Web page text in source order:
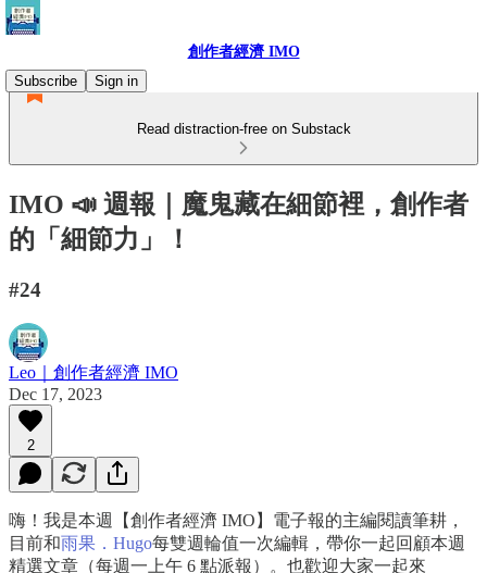
創作者經濟 IMO
Subscribe
Sign in
Read distraction-free on Substack
IMO 📣 週報｜魔鬼藏在細節裡，創作者
的「細節力」！
#24
Leo｜創作者經濟 IMO
Dec 17, 2023
2
嗨！我是本週【創作者經濟 IMO】電子報的主編閱讀筆耕，
目前和雨果．Hugo每雙週輪值一次編輯，帶你一起回顧本週
精選文章（每週一上午 6 點派報）。也歡迎大家一起來